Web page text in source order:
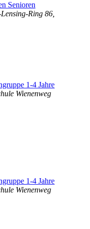
Senioren
Ring 86,
1-4 Jahre
Wienenweg
1-4 Jahre
Wienenweg